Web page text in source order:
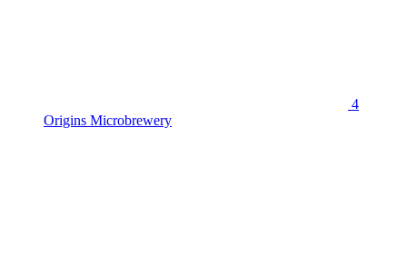
4
Origins Microbrewery